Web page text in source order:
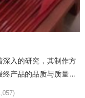
入的研究，其制作方
终产品的品质与质量…